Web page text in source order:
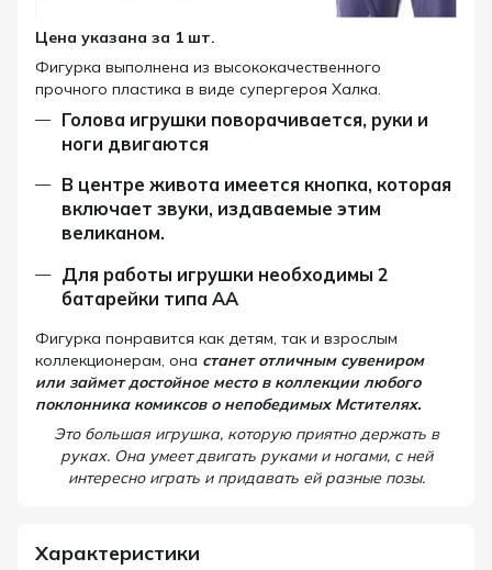
Цена указана за 1 шт.
Фигурка выполнена из высококачественного
прочного пластика в виде супергероя Халка.
Голова игрушки поворачивается, руки и
ноги двигаются
В центре живота имеется кнопка, которая
включает звуки, издаваемые этим
великаном.
Для работы игрушки необходимы 2
батарейки типа АА
Фигурка понравится как детям, так и взрослым
коллекционерам, она станет отличным сувениром
или займет достойное место в коллекции любого
поклонника комиксов о непобедимых Мстителях.
Это большая игрушка, которую приятно держать в
руках. Она умеет двигать руками и ногами, с ней
интересно играть и придавать ей разные позы.
Характеристики